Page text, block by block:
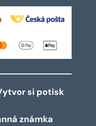
si potisk
známka